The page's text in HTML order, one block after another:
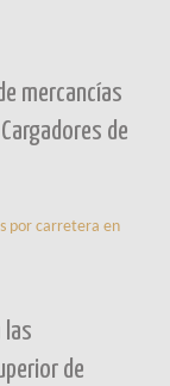
mercancías
de
por carretera en
las
de